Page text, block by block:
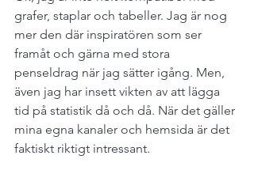
grafer, staplar och tabeller. Jag är nog
mer den där inspiratören som ser
framåt och gärna med stora
penseldrag när jag sätter igång. Men,
även jag har insett vikten av att lägga
tid på statistik då och då. När det gäller
mina egna kanaler och hemsida är det
faktiskt riktigt intressant.